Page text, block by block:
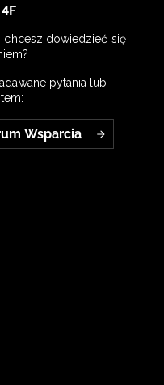
chcesz dowiedzieć się
pytania lub
Wsparcia